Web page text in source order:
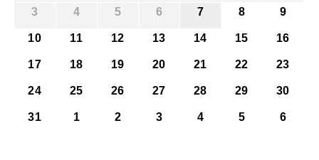
3 4 5 6 7 8 9
10 11 12 13 14 15 16
17 18 19 20 21 22 23
24 25 26 27 28 29 30
31 1 2 3 4 5 6